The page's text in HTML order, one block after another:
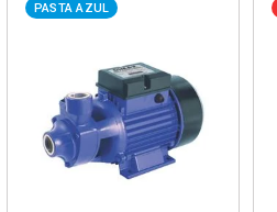
PASTA AZUL